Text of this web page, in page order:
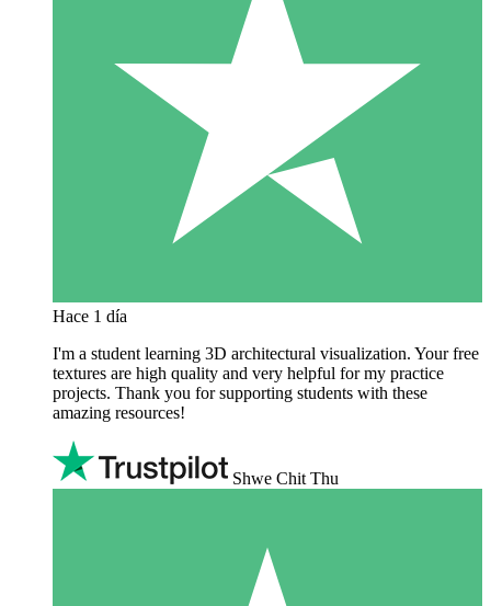
Hace 1 día
I'm a student learning 3D architectural visualization. Your free
textures are high quality and very helpful for my practice
projects. Thank you for supporting students with these
amazing resources!
Shwe Chit Thu